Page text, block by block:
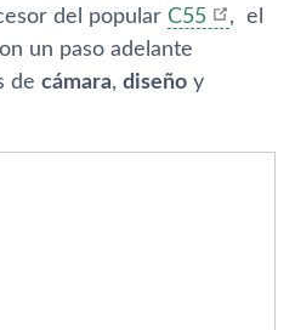
del popular C55
, el
un paso adelante
de cámara, diseño y